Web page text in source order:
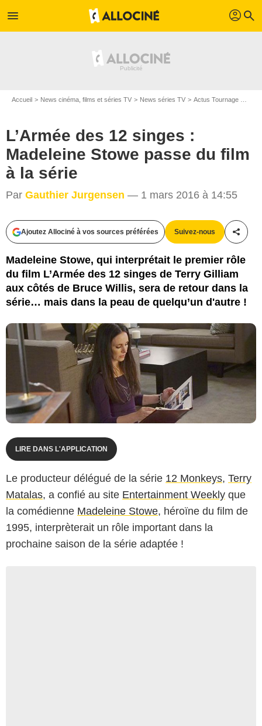
menu profil search
Accueil News cinéma, films et séries TV News séries TV Actus Tournage Séries TV
L’Armée des 12 singes :
Madeleine Stowe passe du film
à la série
Par Gauthier Jurgensen — 1 mars 2016 à 14:55
Ajoutez Allociné à vos sources préférées Suivez-nous
Madeleine Stowe, qui interprétait le premier rôle
du film L’Armée des 12 singes de Terry Gilliam
aux côtés de Bruce Willis, sera de retour dans la
série… mais dans la peau de quelqu’un d'autre !
ABC/Danny Feld
LIRE DANS L'APPLICATION
Le producteur délégué de la série 12 Monkeys, Terry
Matalas, a confié au site Entertainment Weekly que
la comédienne Madeleine Stowe, héroïne du film de
1995, interprèterait un rôle important dans la
prochaine saison de la série adaptée !